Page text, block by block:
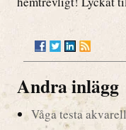
Andra inlägg
Våga testa akvarell